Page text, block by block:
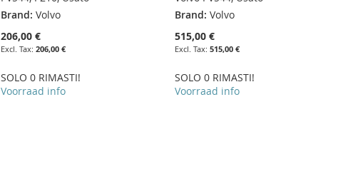
Brand: Volvo
206,00 €
206,00 €
SOLO 0 RIMASTI!
Voorraad info
Brand: Volvo
515,00 €
515,00 €
SOLO 0 RIMASTI!
Voorraad info